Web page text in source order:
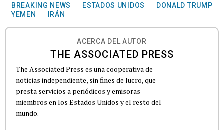
BREAKING NEWS ESTADOS UNIDOS
DONALD TRUMP
YEMEN
IRÁN
ACERCA DEL AUTOR
THE ASSOCIATED PRESS
The Associated Press es una cooperativa de
noticias independiente, sin fines de lucro, que
presta servicios a periódicos y emisoras
miembros en los Estados Unidos y el resto del
mundo.